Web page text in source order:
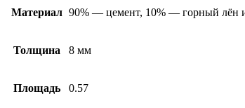
Материал 90% — цемент, 10% — горный лён
Толщина 8 мм
Площадь 0.57